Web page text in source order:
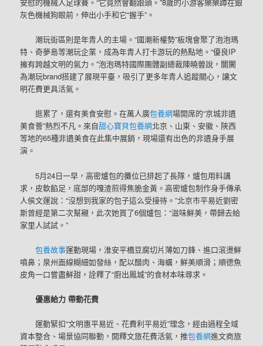
灰色機械狗眼前，伸出小手和它“握手”。
潮玩街區則是年青人的主場。“國潮新權勢”板塊會聚了泡泡瑪
特、奇夢島等潮玩企業，成為年青人打卡游玩的熱點地。“優良IP
擁有跨越文明的氣力。”泡泡瑪特國際團體副總裁陳曉蕓說，闤闠
為潮玩brand搭建了展現平臺，吸引了更多年青人追蹤關心，讓文
明花費更具活氣。
逛累了，還有美食安慰。在萬人廣包養網場開席的“京城非遺
美食薈”熱烈不凡。來自甜心寶貝包養網北京、山東、安徽、陜西
等地的65種非遺美食在此集中展銷，現場還有出色的非遺身手展
演。
5月24日一早，高密爐包的攤位已排起了長隊，爐包用料講
求，皮軟餡足，底部的嘎渣煎得焦脆金黃。高密爐包制作身手傳承
人侯文運說：“沒想到我家的包子這么受接待。”北京市平易近劉密
斯曾經是第二次幫襯，此次她買了6個爐包：“滋味鮮美，帶歸去給
家里人試試。”
包養故事運動現場，淮安平橋豆腐切片薄如刀鋒、進口滾燙鮮
噴鼻；泉州面線糊細如發絲，配以醋肉、海蠣，鮮美順滑；順德魚
皮角一口嘗盡鮮甜，詮釋了“廚出鳳城”的食材本味尋求。
優惠給力 帶動花費
運動緊扣“文明惠平易近、花費利平易近”理念，經由過程全域
資本整合、場景協同聯動，開釋文旅花費活氣，推包養網進文商旅